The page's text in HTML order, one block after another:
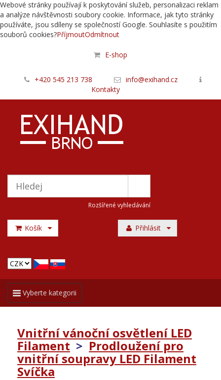
Webové stránky používají k poskytování služeb, personalizaci reklam
a analýze návštěvnosti soubory cookie. Informace, jak tyto stránky
používáte, jsou sdíleny se společností Google. Souhlasíte s použitím
souborů cookies?PříjmoutOdmítnout
E-shop
+420 545 213 738
info@exihand.cz
Kontakty
Rozšířené vyhledávání
Košík Přihlásit
Toggle
navigation
Vyberte kategorii
Vnitřní vánoční osvětlení LED
Filament > Prodloužení pro
vnitřní soupravy LED Filament
Svíčka